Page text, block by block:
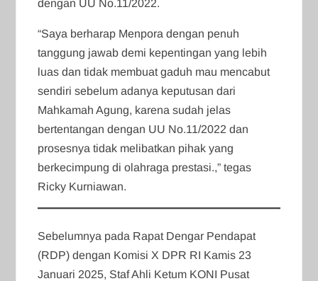
dengan UU No.11/2022.
“Saya berharap Menpora dengan penuh
tanggung jawab demi kepentingan yang lebih
luas dan tidak membuat gaduh mau mencabut
sendiri sebelum adanya keputusan dari
Mahkamah Agung, karena sudah jelas
bertentangan dengan UU No.11/2022 dan
prosesnya tidak melibatkan pihak yang
berkecimpung di olahraga prestasi.,” tegas
Ricky Kurniawan.
Sebelumnya pada Rapat Dengar Pendapat
(RDP) dengan Komisi X DPR RI Kamis 23
Januari 2025, Staf Ahli Ketum KONI Pusat